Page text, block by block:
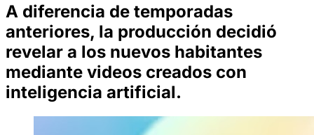
A diferencia de temporadas
anteriores, la producción decidió
revelar a los nuevos habitantes
mediante videos creados con
inteligencia artificial.